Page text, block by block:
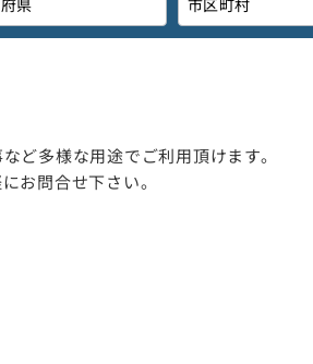
ど多様な用途でご利用頂けます。
お問合せ下さい。